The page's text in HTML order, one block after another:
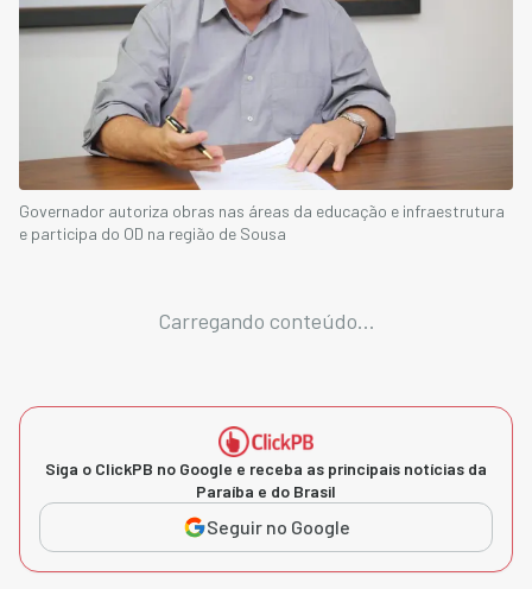
Governador autoriza obras nas áreas da educação e infraestrutura
e participa do OD na região de Sousa
Carregando conteúdo...
Siga o ClickPB no Google e receba as principais notícias da
Paraíba e do Brasil
Seguir no Google